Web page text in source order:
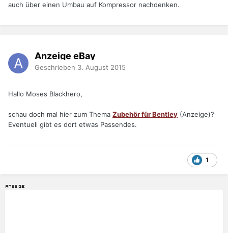
auch über einen Umbau auf Kompressor nachdenken.
Anzeige eBay
Geschrieben 3. August 2015
Hallo Moses Blackhero,
schau doch mal hier zum Thema Zubehör für Bentley (Anzeige)?
Eventuell gibt es dort etwas Passendes.
1